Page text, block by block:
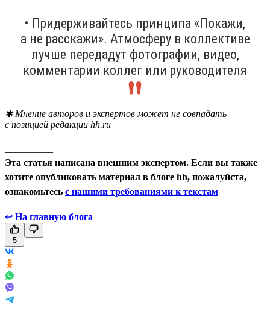
• Придерживайтесь принципа «Покажи,
а не расскажи». Атмосферу в коллективе
лучше передадут фотографии, видео,
комментарии коллег или руководителя
✱ Мнение авторов и экспертов может не совпадать
с позицией редакции hh.ru
Эта статья написана внешним экспертом. Если вы также
хотите опубликовать материал в блоге hh, пожалуйста,
ознакомьтесь с нашими требованиями к текстам
↩ На главную блога
5